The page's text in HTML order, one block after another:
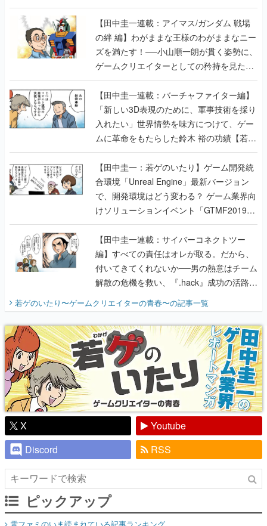
【田中圭一連載：アイマス/ガンダム 戦場
の絆 編】わがままな王様のわがままなニー
ズを満たす！──小山順一朗が貫く姿勢に、
ゲームクリエイターとしての矜持を見た
【若ゲのいたり最終回】
【田中圭一連載：バーチャファイター編】
「新しい3D表現のために、軍事技術を採り
入れたい」世界情勢を味方につけて、ゲー
ムに革命をもたらした鈴木 裕の功績【若ゲ
のいたり】
【田中圭一：若ゲのいたり】ゲーム開発統
合環境「Unreal Engine」最新バージョン
で、開発環境はどう変わる？ ゲーム業界向
けソリューションイベント「GTMF2019」
に行って、より理解を深めよう【PR】
【田中圭一連載：サイバーコネクトツー
編】すべての責任はオレが取る。だから、
付いてきてくれないか──男の熱意はチーム
解散の危機を救い、『.hack』成功の活路を
『少年ジャンプ』色だった【若ゲのいた
り】
若ゲのいたり〜ゲームクリエイターの青春〜の記事一覧
X
Youtube
Discord
RSS
ピックアップ